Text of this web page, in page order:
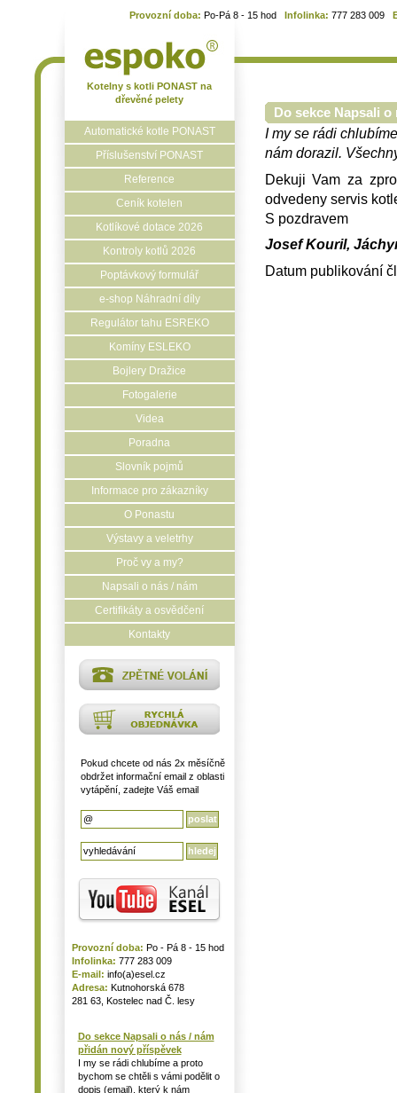
Provozní doba: Po-Pá 8 - 15 hod Infolinka: 777 283 009
Kotelny s kotli PONAST na
dřevěné pelety
Automatické kotle PONAST
Příslušenství PONAST
Reference
Ceník kotelen
Kotlíkové dotace 2026
Kontroly kotlů 2026
Poptávkový formulář
e-shop Náhradní díly
Regulátor tahu ESREKO
Komíny ESLEKO
Bojlery Dražice
Fotogalerie
Videa
Poradna
Slovník pojmů
Informace pro zákazníky
O Ponastu
Výstavy a veletrhy
Proč vy a my?
Napsali o nás / nám
Certifikáty a osvědčení
Kontakty
Pokud chcete od nás 2x měsíčně
obdržet informační email z oblasti
vytápění, zadejte Váš email
Provozní doba: Po - Pá 8 - 15 hod
Infolinka: 777 283 009
E-mail: info(a)esel.cz
Adresa: Kutnohorská 678
281 63, Kostelec nad Č. lesy
Do sekce Napsali o nás / nám
přidán nový příspěvek
I my se rádi chlubíme a proto
bychom se chtěli s vámi podělit o
dopis (email), který k nám
Do sekce Napsali
I my se rádi
nám dorazil.
Dekuji Vam za
odvedeny servis
S pozdravem
Josef Kouril,
Datum publikování